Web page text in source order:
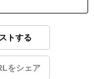
トする
をシェア